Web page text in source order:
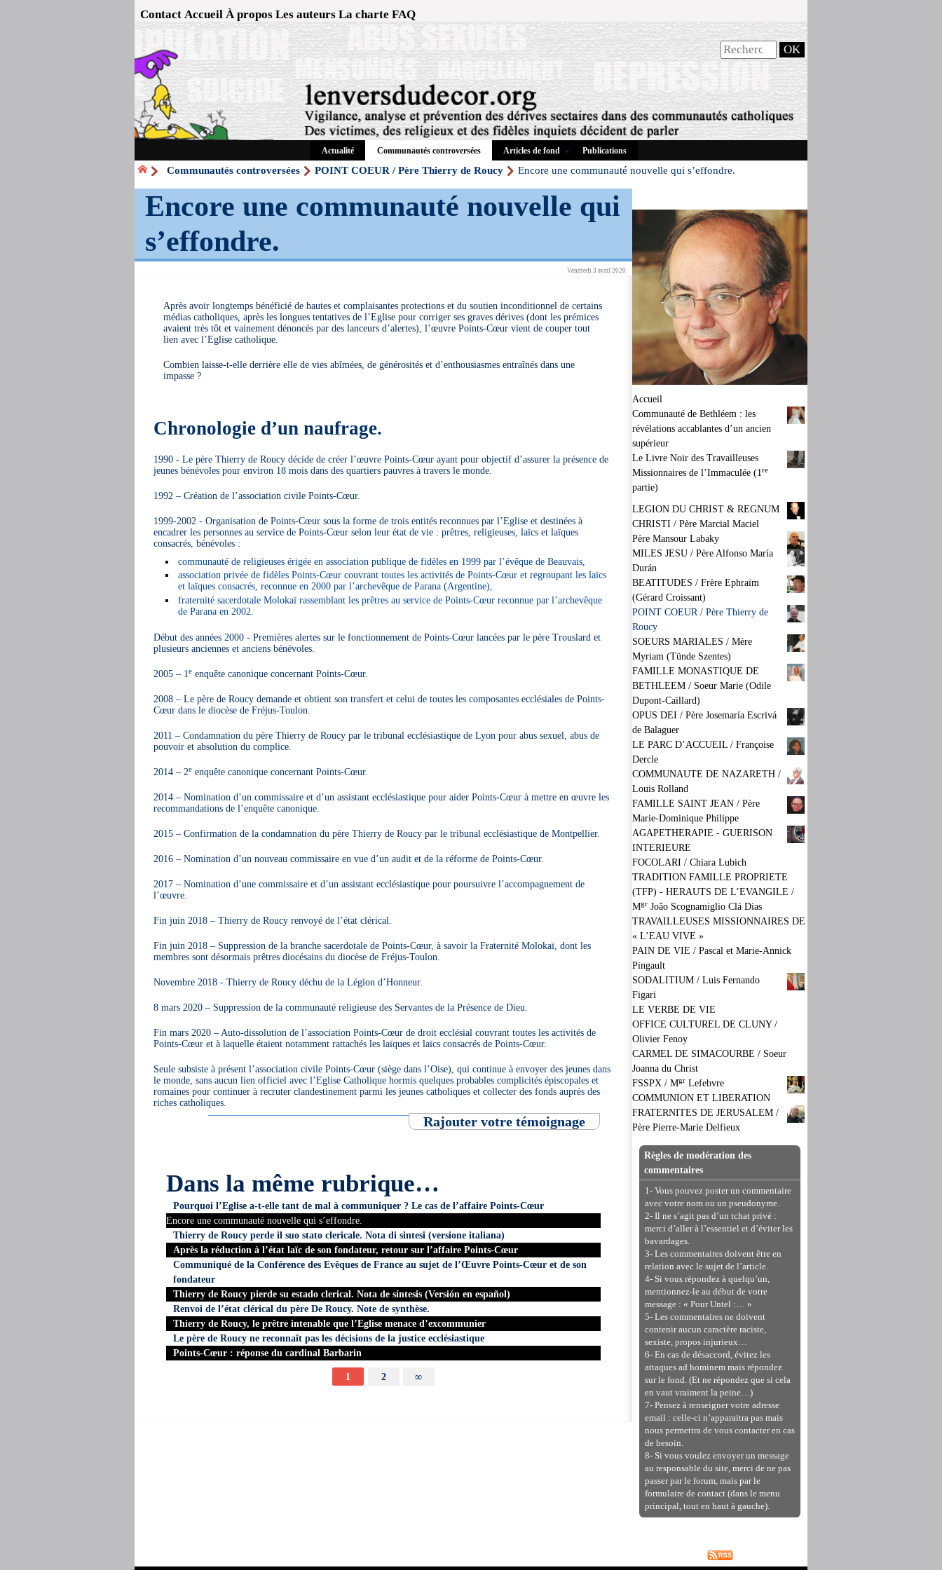
Contact Accueil À propos Les auteurs La charte FAQ
Actualité Communautés controversées Articles de fond Publications
Communautés controversées POINT COEUR / Père Thierry de Roucy Encore une communauté nouvelle qui s’effondre.
Encore une communauté nouvelle qui
s’effondre.
Vendredi 3 avril 2020
Après avoir longtemps bénéficié de hautes et complaisantes protections et du soutien inconditionnel de certains
médias catholiques, après les longues tentatives de l’Eglise pour corriger ses graves dérives (dont les prémices
avaient très tôt et vainement dénoncés par des lanceurs d’alertes), l’œuvre Points-Cœur vient de couper tout
lien avec l’Eglise catholique.
Combien laisse-t-elle derrière elle de vies abîmées, de générosités et d’enthousiasmes entraînés dans une
impasse ?
Chronologie d’un naufrage.
1990 - Le père Thierry de Roucy décide de créer l’œuvre Points-Cœur ayant pour objectif d’assurer la présence de
jeunes bénévoles pour environ 18 mois dans des quartiers pauvres à travers le monde.
1992 – Création de l’association civile Points-Cœur.
1999-2002 - Organisation de Points-Cœur sous la forme de trois entités reconnues par l’Eglise et destinées à
encadrer les personnes au service de Points-Cœur selon leur état de vie : prêtres, religieuses, laïcs et laïques
consacrés, bénévoles :
communauté de religieuses érigée en association publique de fidèles en 1999 par l’évêque de Beauvais,
association privée de fidèles Points-Cœur couvrant toutes les activités de Points-Cœur et regroupant les laïcs
et laïques consacrés, reconnue en 2000 par l’archevêque de Parana (Argentine),
fraternité sacerdotale Molokaï rassemblant les prêtres au service de Points-Cœur reconnue par l’archevêque
de Parana en 2002.
Début des années 2000 - Premières alertes sur le fonctionnement de Points-Cœur lancées par le père Trouslard et
plusieurs anciennes et anciens bénévoles.
2005 – 1eenquête canonique concernant Points-Cœur.
2008 – Le père de Roucy demande et obtient son transfert et celui de toutes les composantes ecclésiales de Points-
Cœur dans le diocèse de Fréjus-Toulon.
2011 – Condamnation du père Thierry de Roucy par le tribunal ecclésiastique de Lyon pour abus sexuel, abus de
pouvoir et absolution du complice.
2014 – 2eenquête canonique concernant Points-Cœur.
2014 – Nomination d’un commissaire et d’un assistant ecclésiastique pour aider Points-Cœur à mettre en œuvre les
recommandations de l’enquête canonique.
2015 – Confirmation de la condamnation du père Thierry de Roucy par le tribunal ecclésiastique de Montpellier.
2016 – Nomination d’un nouveau commissaire en vue d’un audit et de la réforme de Points-Cœur.
2017 – Nomination d’une commissaire et d’un assistant ecclésiastique pour poursuivre l’accompagnement de
l’œuvre.
Fin juin 2018 – Thierry de Roucy renvoyé de l’état clérical.
Fin juin 2018 – Suppression de la branche sacerdotale de Points-Cœur, à savoir la Fraternité Molokaï, dont les
membres sont désormais prêtres diocésains du diocèse de Fréjus-Toulon.
Novembre 2018 - Thierry de Roucy déchu de la Légion d’Honneur.
8 mars 2020 – Suppression de la communauté religieuse des Servantes de la Présence de Dieu.
Fin mars 2020 – Auto-dissolution de l’association Points-Cœur de droit ecclésial couvrant toutes les activités de
Points-Cœur et à laquelle étaient notamment rattachés les laïques et laïcs consacrés de Points-Cœur.
Seule subsiste à présent l’association civile Points-Cœur (siège dans l’Oise), qui continue à envoyer des jeunes dans
le monde, sans aucun lien officiel avec l’Eglise Catholique hormis quelques probables complicités épiscopales et
romaines pour continuer à recruter clandestinement parmi les jeunes catholiques et collecter des fonds auprès des
riches catholiques.
Rajouter votre témoignage
Dans la même rubrique…
Pourquoi l’Eglise a-t-elle tant de mal à communiquer ? Le cas de l’affaire Points-Cœur
Encore une communauté nouvelle qui s’effondre.
Thierry de Roucy perde il suo stato clericale. Nota di sintesi (versione italiana)
Après la réduction à l’état laïc de son fondateur, retour sur l’affaire Points-Cœur
Communiqué de la Conférence des Evêques de France au sujet de l’Œuvre Points-Cœur et de son
fondateur
Thierry de Roucy pierde su estado clerical. Nota de síntesis (Versión en español)
Renvoi de l’état clérical du père De Roucy. Note de synthèse.
Thierry de Roucy, le prêtre intenable que l’Eglise menace d’excommunier
Le père de Roucy ne reconnaît pas les décisions de la justice ecclésiastique
Points-Cœur : réponse du cardinal Barbarin
1 2 ∞
Accueil
Communauté de Bethléem : les
révélations accablantes d’un ancien
supérieur
Le Livre Noir des Travailleuses
Missionnaires de l’Immaculée (1re
partie)
LEGION DU CHRIST & REGNUM
CHRISTI / Père Marcial Maciel
Père Mansour Labaky
MILES JESU / Père Alfonso María
Durán
BEATITUDES / Frère Ephraïm
(Gérard Croissant)
POINT COEUR / Père Thierry de
Roucy
SOEURS MARIALES / Mère
Myriam (Tünde Szentes)
FAMILLE MONASTIQUE DE
BETHLEEM / Soeur Marie (Odile
Dupont-Caillard)
OPUS DEI / Père Josemaría Escrivá
de Balaguer
LE PARC D’ACCUEIL / Françoise
Dercle
COMMUNAUTE DE NAZARETH /
Louis Rolland
FAMILLE SAINT JEAN / Père
Marie-Dominique Philippe
AGAPETHERAPIE - GUERISON
INTERIEURE
FOCOLARI / Chiara Lubich
TRADITION FAMILLE PROPRIETE
(TFP) - HERAUTS DE L’EVANGILE /
Mgr João Scognamiglio Clá Dias
TRAVAILLEUSES MISSIONNAIRES DE
« L’EAU VIVE »
PAIN DE VIE / Pascal et Marie-Annick
Pingault
SODALITIUM / Luis Fernando
Figari
LE VERBE DE VIE
OFFICE CULTUREL DE CLUNY /
Olivier Fenoy
CARMEL DE SIMACOURBE / Soeur
Joanna du Christ
FSSPX / Mgr Lefebvre
COMMUNION ET LIBERATION
FRATERNITES DE JERUSALEM /
Père Pierre-Marie Delfieux
Règles de modération des
commentaires
1- Vous pouvez poster un commentaire
avec votre nom ou un pseudonyme.
2- Il ne s’agit pas d’un tchat privé :
merci d’aller à l’essentiel et d’éviter les
bavardages.
3- Les commentaires doivent être en
relation avec le sujet de l’article.
4- Si vous répondez à quelqu’un,
mentionnez-le au début de votre
message : « Pour Untel :… »
5- Les commentaires ne doivent
contenir aucun caractère raciste,
sexiste, propos injurieux…
6- En cas de désaccord, évitez les
attaques ad hominem mais répondez
sur le fond. (Et ne répondez que si cela
en vaut vraiment la peine…)
7- Pensez à renseigner votre adresse
email : celle-ci n’apparaitra pas mais
nous permettra de vous contacter en cas
de besoin.
8- Si vous voulez envoyer un message
au responsable du site, merci de ne pas
passer par le forum, mais par le
formulaire de contact (dans le menu
principal, tout en haut à gauche).